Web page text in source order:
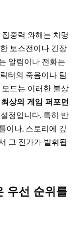
중력 와해는 치명
보스전이나 긴장
알림이나 전화는
터의 죽음이나 팀
드는 이러한 불상
상의 게임 퍼포먼
정입니다. 특히 반
이나, 스토리에 깊
그 진가가 발휘됩
우선 순위를